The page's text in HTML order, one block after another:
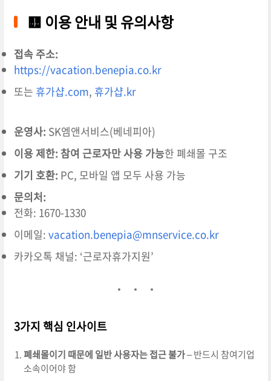
🟨 이용 안내 및 유의사항
접속 주소:
https://vacation.benepia.co.kr
또는 휴가샵.com, 휴가샵.kr
운영사: SK엠앤서비스(베네피아)
이용 제한: 참여 근로자만 사용 가능한 폐쇄몰 구조
기기 호환: PC, 모바일 앱 모두 사용 가능
문의처:
전화: 1670-1330
이메일: vacation.benepia@mnservice.co.kr
카카오톡 채널: ‘근로자휴가지원’
3가지 핵심 인사이트
폐쇄몰이기 때문에 일반 사용자는 접근 불가– 반드시 참여기업
소속이어야 함